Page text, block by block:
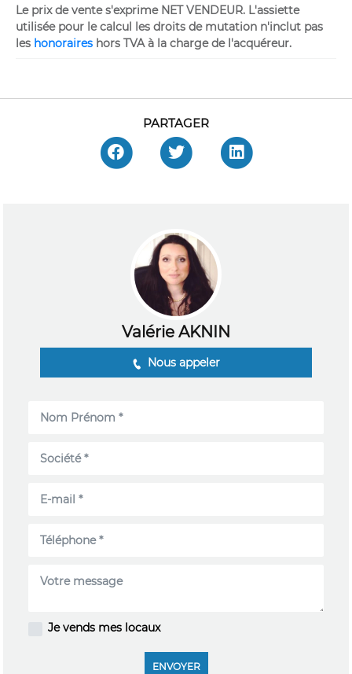
Le prix de vente s'exprime NET VENDEUR. L'assiette
utilisée pour le calcul les droits de mutation n'inclut pas
les honoraires hors TVA à la charge de l'acquéreur.
PARTAGER
Valérie AKNIN
Nous appeler
Je vends mes locaux
ENVOYER